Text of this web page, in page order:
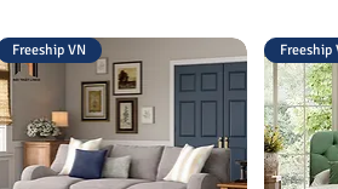
Freeship VN Freeship